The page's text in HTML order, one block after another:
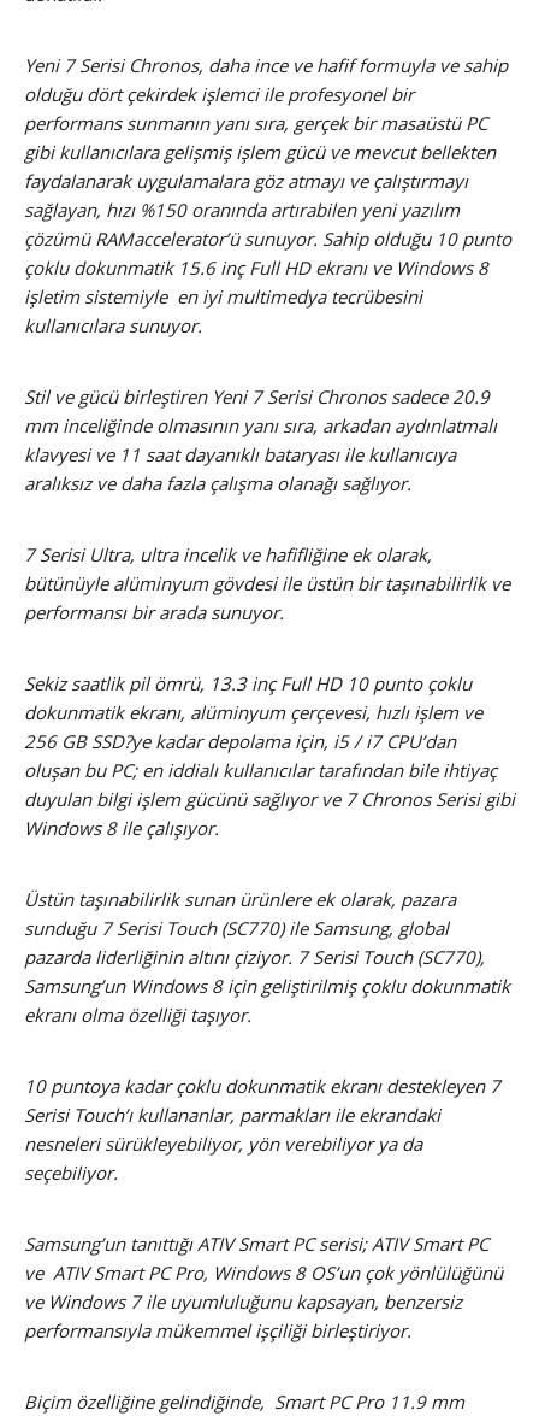
Yeni 7 Serisi Chronos, daha ince ve hafif formuyla ve sahip
olduğu dört çekirdek işlemci ile profesyonel bir
performans sunmanın yanı sıra, gerçek bir masaüstü PC
gibi kullanıcılara gelişmiş işlem gücü ve mevcut bellekten
faydalanarak uygulamalara göz atmayı ve çalıştırmayı
sağlayan, hızı %150 oranında artırabilen yeni yazılım
çözümü RAMaccelerator’ü sunuyor. Sahip olduğu 10 punto
çoklu dokunmatik 15.6 inç Full HD ekranı ve Windows 8
işletim sistemiyle en iyi multimedya tecrübesini
kullanıcılara sunuyor.
Stil ve gücü birleştiren Yeni 7 Serisi Chronos sadece 20.9
mm inceliğinde olmasının yanı sıra, arkadan aydınlatmalı
klavyesi ve 11 saat dayanıklı bataryası ile kullanıcıya
aralıksız ve daha fazla çalışma olanağı sağlıyor.
7 Serisi Ultra, ultra incelik ve hafifliğine ek olarak,
bütünüyle alüminyum gövdesi ile üstün bir taşınabilirlik ve
performansı bir arada sunuyor.
Sekiz saatlik pil ömrü, 13.3 inç Full HD 10 punto çoklu
dokunmatik ekranı, alüminyum çerçevesi, hızlı işlem ve
256 GB SSD?ye kadar depolama için, i5 / i7 CPU’dan
oluşan bu PC; en iddialı kullanıcılar tarafından bile ihtiyaç
duyulan bilgi işlem gücünü sağlıyor ve 7 Chronos Serisi gibi
Windows 8 ile çalışıyor.
Üstün taşınabilirlik sunan ürünlere ek olarak, pazara
sunduğu 7 Serisi Touch (SC770) ile Samsung, global
pazarda liderliğinin altını çiziyor. 7 Serisi Touch (SC770),
Samsung’un Windows 8 için geliştirilmiş çoklu dokunmatik
ekranı olma özelliği taşıyor.
10 puntoya kadar çoklu dokunmatik ekranı destekleyen 7
Serisi Touch’ı kullananlar, parmakları ile ekrandaki
nesneleri sürükleyebiliyor, yön verebiliyor ya da
seçebiliyor.
Samsung’un tanıttığı ATIV Smart PC serisi; ATIV Smart PC
ve ATIV Smart PC Pro, Windows 8 OS’un çok yönlülüğünü
ve Windows 7 ile uyumluluğunu kapsayan, benzersiz
performansıyla mükemmel işçiliği birleştiriyor.
Biçim özelliğine gelindiğinde, Smart PC Pro 11.9 mm